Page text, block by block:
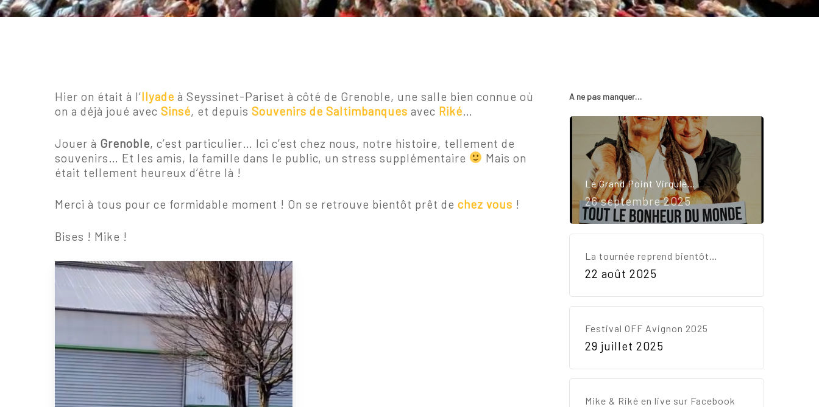
Votre panier est vide.
Hier on était à l’Ilyade à Seyssinet-Pariset à côté de Grenoble, une salle bien connue où
on a déjà joué avecSinsé, et depuisSouvenirs de Saltimbanques avec Riké…
Jouer à Grenoble, c’est particulier… Ici c’est chez nous, notre histoire, tellement de
souvenirs… Et les amis, la famille dans le public, un stress supplémentaire
Mais on
était tellement heureux d’être là !
Merci à tous pour ce formidable moment ! On se retrouve bientôt prêt dechez vous !
Bises ! Mike !
A ne pas manquer…
Le Grand Point Virgule…
26 septembre 2025
La tournée reprend bientôt…
22 août 2025
Festival OFF Avignon 2025
29 juillet 2025
Mike & Riké en live sur Facebook